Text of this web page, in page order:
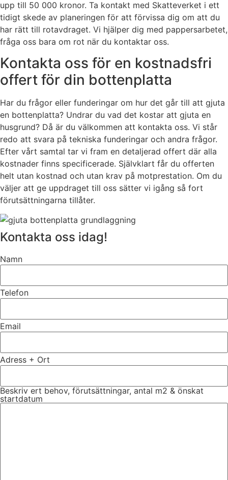
upp till 50 000 kronor. Ta kontakt med Skatteverket i ett
tidigt skede av planeringen för att förvissa dig om att du
har rätt till rotavdraget. Vi hjälper dig med pappersarbetet,
fråga oss bara om rot när du kontaktar oss.
Kontakta oss för en kostnadsfri
offert för din bottenplatta
Har du frågor eller funderingar om hur det går till att gjuta
en bottenplatta? Undrar du vad det kostar att gjuta en
husgrund? Då är du välkommen att kontakta oss. Vi står
redo att svara på tekniska funderingar och andra frågor.
Efter vårt samtal tar vi fram en detaljerad offert där alla
kostnader finns specificerade. Självklart får du offerten
helt utan kostnad och utan krav på motprestation. Om du
väljer att ge uppdraget till oss sätter vi igång så fort
förutsättningarna tillåter.
Kontakta oss idag!
Namn
Telefon
Email
Adress + Ort
Beskriv ert behov, förutsättningar, antal m2 & önskat
startdatum